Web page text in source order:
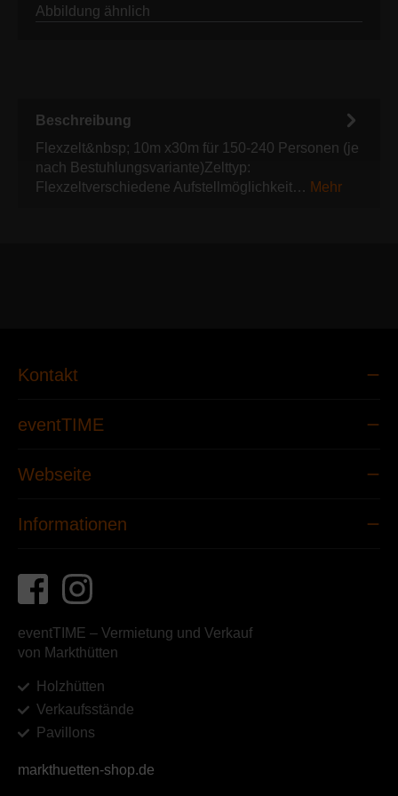
Abbildung ähnlich
Beschreibung
Flexzelt&nbsp; 10m x30m für 150-240 Personen (je
nach Bestuhlungsvariante)Zelttyp:
Flexzeltverschiedene Aufstellmöglichkeit… Mehr
Kontakt
eventTIME
Webseite
Informationen
eventTIME – Vermietung und Verkauf
von Markthütten
Holzhütten
Verkaufsstände
Pavillons
markthuetten-shop.de